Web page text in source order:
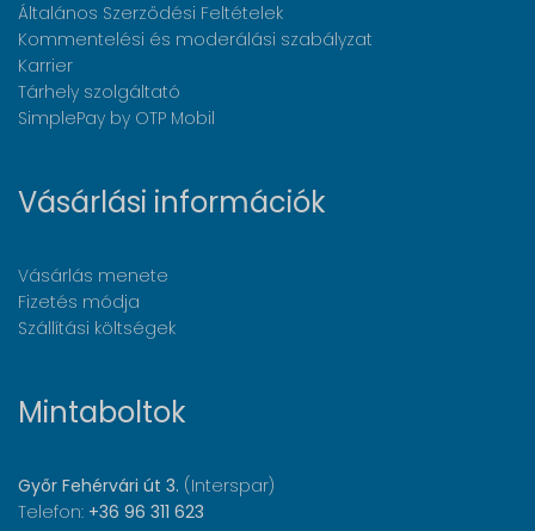
Általános Szerződési Feltételek
Kommentelési és moderálási szabályzat
Karrier
Tárhely szolgáltató
SimplePay by OTP Mobil
Vásárlási információk
Vásárlás menete
Fizetés módja
Szállítási költségek
Mintaboltok
Győr Fehérvári út 3. (Interspar)
Telefon: +36 96 311 623